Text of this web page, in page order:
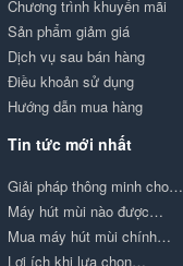
Chương trình khuyến mãi
Sản phẩm giảm giá
Dịch vụ sau bán hàng
Điều khoản sử dụng
Hướng dẫn mua hàng
Tin tức mới nhất
Giải pháp thông minh cho…
Máy hút mùi nào được…
Mua máy hút mùi chính…
Lợi ích khi lựa chọn…